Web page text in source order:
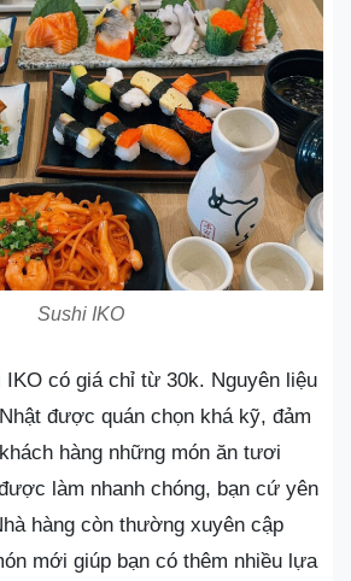
Sushi IKO
có giá chỉ từ 30k. Nguyên liệu
được quán chọn khá kỹ, đảm
hàng những món ăn tươi
làm nhanh chóng, bạn cứ yên
hàng còn thường xuyên cập
mới giúp bạn có thêm nhiều lựa